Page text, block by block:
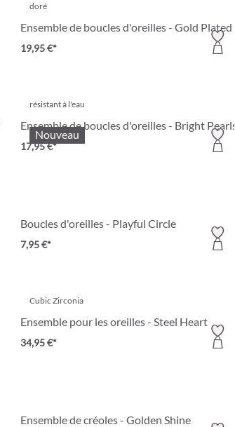
doré
Ensemble de boucles d'oreilles - Gold Plated
19,95 €*
Nouveau
résistant à l'eau
Ensemble de boucles d'oreilles - Bright Pearls
17,95 €*
Boucles d'oreilles - Playful Circle
7,95 €*
Cubic Zirconia
Ensemble pour les oreilles - Steel Heart
34,95 €*
Ensemble de créoles - Golden Shine